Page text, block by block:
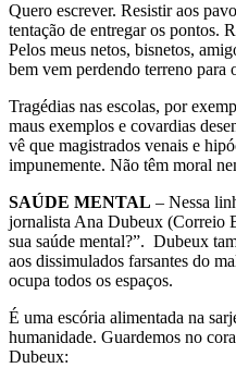
Quero escrever. Resistir aos
tentação de entregar os pontos.
Pelos meus netos, bisnetos,
bem vem perdendo terreno para
Tragédias nas escolas, por
maus exemplos e covardias
vê que magistrados venais e
impunemente. Não têm moral
SAÚDE MENTAL – Nessa
jornalista Ana Dubeux (Correio
sua saúde mental?”. Dubeux
aos dissimulados farsantes do
ocupa todos os espaços.
É uma escória alimentada na
humanidade. Guardemos no
Dubeux: